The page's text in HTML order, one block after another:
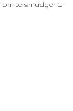
te smudgen.…